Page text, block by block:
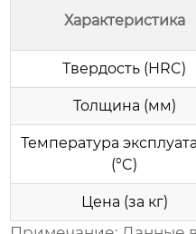
Характеристика
Твердость (HRC)
Толщина (мм)
Температура
(°C)
Цена (за кг)